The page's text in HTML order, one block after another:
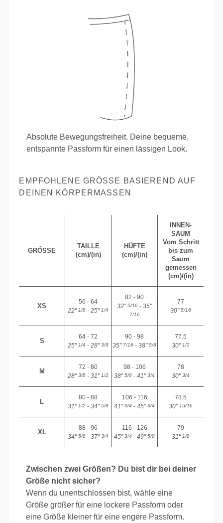
Absolute Bewegungsfreiheit. Deine bequeme,
entspannte Passform für einen lässigen Look.
EMPFOHLENE GRÖSSE BASIEREND AUF D
EINEN KÖRPERMASSEN
GRÖSSE
TAILLE
(cm)/(in)
HÜFTE
(cm)/(in)
INNEN-
SAUM
Vom Schritt
bis zum
Saum
gemessen
(cm)/(in)
XS
56 - 64
22"1/8 - 25"1/4
82 - 90
32"5/16 - 35"
7/16
77
30"5/16
S
64 - 72
25"1/4 - 28"3/8
90 - 98
35"7/16 - 38"5/8
77.5
30"1/2
M
72 - 80
28"3/8 - 31"1/2
98 - 106
38"5/8 - 41"3/4
78
30"3/4
L
80 - 88
31"1/2 - 34"5/8
106 - 116
41"3/4 - 45"3/4
78.5
30"15/16
XL
88 - 96
34"5/8 - 37"3/4
116 - 126
45"3/4 - 49"5/8
79
31"1/8
Zwischen zwei Größen? Du bist dir bei deiner
Größe nicht sicher?
Wenn du unentschlossen bist, wähle eine
Größe größer für eine lockere Passform oder
eine Größe kleiner für eine engere Passform.